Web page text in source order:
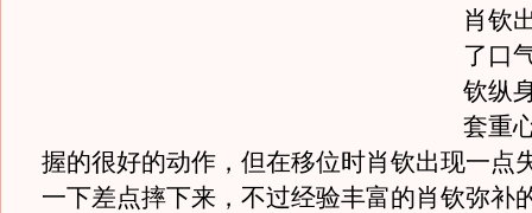
肖钦
了口
钦纵
套重
握的很好的动作，但在移位时肖钦出现一点
一下差点摔下来，不过经验丰富的肖钦弥补